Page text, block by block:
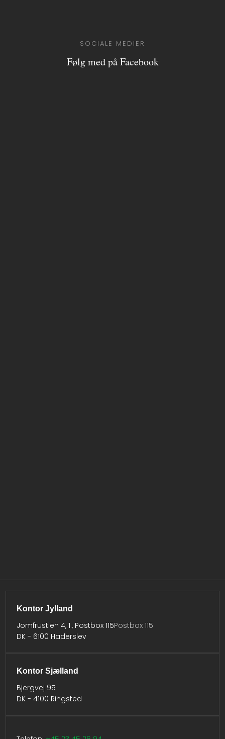
SOCIALE MEDIER
Følg med på Facebook
Kontor Jylland
Jomfrustien 4, 1., Postbox 115Postbox 115
DK - 6100 Haderslev​
Kontor Sjælland
Bjergvej 95
DK - 4100 Ringsted